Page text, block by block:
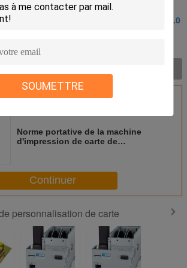
SOUMETTRE
dispositif en temps réel pour éviter ...
de personnalisation de la carte USB2.0
de carte du désordre 2A
distributeur de personnalisation
Norme portative de la machine
d'impression de carte de
Continuer
personnalisation de carte